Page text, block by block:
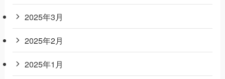
2025年3月
2025年2月
2025年1月